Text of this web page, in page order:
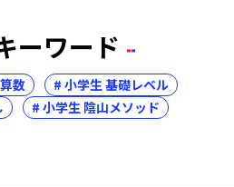
ーワード
数
# 小学生 基礎レベル
# 小学生 陰山メソッド